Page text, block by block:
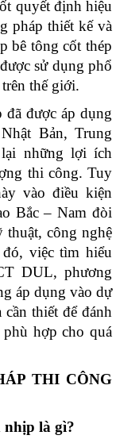
quyết định hiệu
pháp thiết kế và
bê tông cốt thép
sử dụng phổ
thế giới.
được áp dụng
Bản, Trung
những lợi ích
thi công. Tuy
vào điều kiện
Bắc – Nam đòi
công nghệ
việc tìm hiểu
DUL, phương
áp dụng vào dự
thiết để đánh
hợp cho quá
THI CÔNG
là gì?